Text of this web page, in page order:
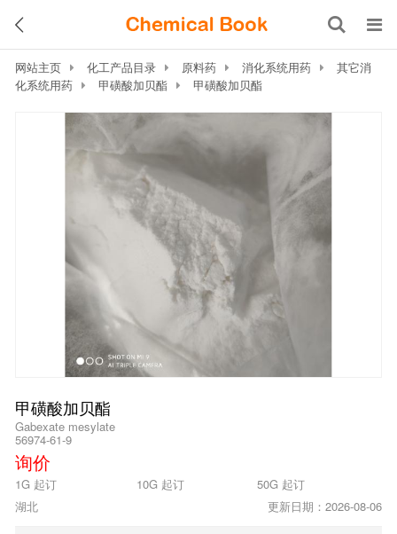
网站主页 化工产品目录 原料药 消化系统用药
其它消
化系统用药
甲磺酸加贝酯 甲磺酸加贝酯
甲磺酸加贝酯
Gabexate mesylate
56974-61-9
询价
1G 起订 10G 起订
50G 起订
湖北
更新日期：2026-08-06